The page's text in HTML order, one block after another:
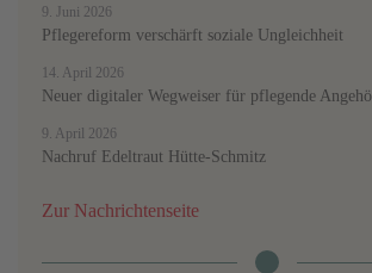
9. Juni 2026
Pflegereform verschärft soziale Ungleichheit
14. April 2026
Neuer digitaler Wegweiser für pflegende
9. April 2026
Nachruf Edeltraut Hütte-Schmitz
Zur Nachrichtenseite